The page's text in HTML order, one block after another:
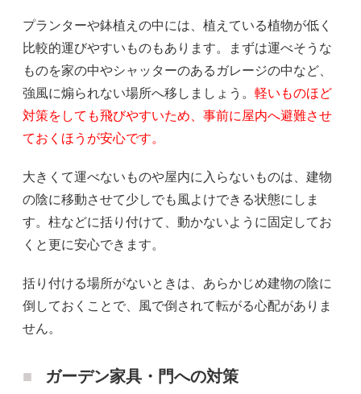
プランターや鉢植えの中には、植えている植物が低く
比較的運びやすいものもあります。まずは運べそうな
ものを家の中やシャッターのあるガレージの中など、
強風に煽られない場所へ移しましょう。 軽いものほど
対策をしても飛びやすいため、事前に屋内へ避難させ
ておくほうが安心です。
大きくて運べないものや屋内に入らないものは、建物
の陰に移動させて少しでも風よけできる状態にしま
す。柱などに括り付けて、動かないように固定してお
くと更に安心できます。
括り付ける場所がないときは、あらかじめ建物の陰に
倒しておくことで、風で倒されて転がる心配がありま
せん。
ガーデン家具・門への対策